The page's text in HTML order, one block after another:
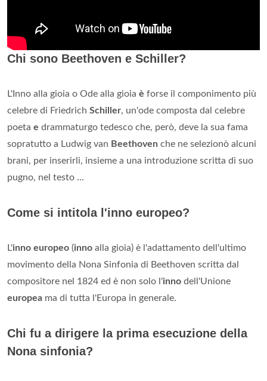
Chi sono Beethoven e Schiller?
L'Inno alla gioia o Ode alla gioia è forse il componimento più
celebre di Friedrich Schiller, un'ode composta dal celebre
poeta e drammaturgo tedesco che, però, deve la sua fama
sopratutto a Ludwig van Beethoven che ne selezionò alcuni
brani, per inserirli, insieme a una introduzione scritta di suo
pugno, nel testo ...
Come si intitola l'inno europeo?
L'inno europeo (inno alla gioia) è l'adattamento dell'ultimo
movimento della Nona Sinfonia di Beethoven scritta dal
compositore nel 1824 ed è non solo l'inno dell'Unione
europea ma di tutta l'Europa in generale.
Chi fu a dirigere la prima esecuzione della
Nona sinfonia?